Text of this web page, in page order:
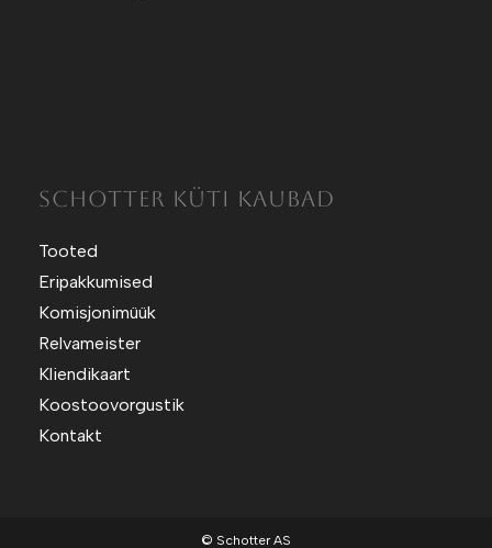
SCHOTTER KÜTI KAUBAD
Tooted
Eripakkumised
Komisjonimüük
Relvameister
Kliendikaart
Koostoovorgustik
Kontakt
© Schotter AS